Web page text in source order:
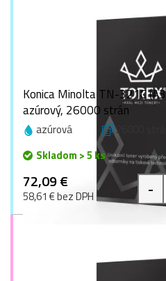
Konica Minolta TN-321C
azúrový, 26000 strán
azúrová 26000
Skladom > 5 ks
72,09 €
58,61 € bez DPH -